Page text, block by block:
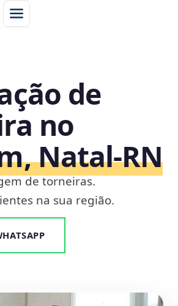
de
no
Natal‑RN
de torneiras.
na sua região.